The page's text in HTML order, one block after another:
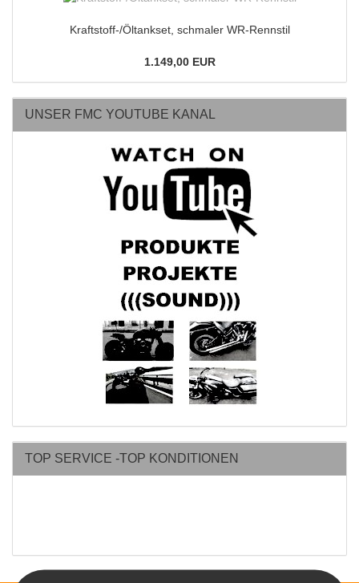
Kraftstoff-/Öltankset, schmaler WR-Rennstil
1.149,00 EUR
UNSER FMC YOUTUBE KANAL
TOP SERVICE -TOP KONDITIONEN